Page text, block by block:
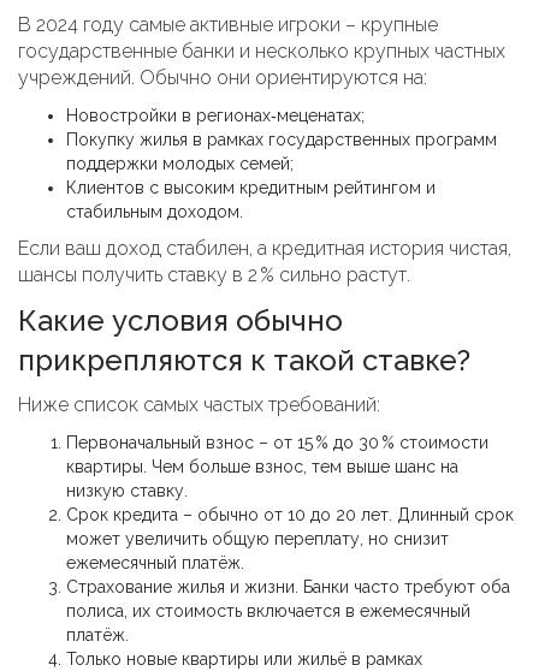
В 2024 году самые активные игроки – крупные
государственные банки и несколько крупных частных
учреждений. Обычно они ориентируются на:
Новостройки в регионах‑меценатах;
Покупку жилья в рамках государственных программ
поддержки молодых семей;
Клиентов с высоким кредитным рейтингом и
стабильным доходом.
Если ваш доход стабилен, а кредитная история чистая,
шансы получить ставку в 2 % сильно растут.
Какие условия обычно
прикрепляются к такой ставке?
Ниже список самых частых требований:
Первоначальный взнос – от 15 % до 30 % стоимости
квартиры. Чем больше взнос, тем выше шанс на
низкую ставку.
Срок кредита – обычно от 10 до 20 лет. Длинный срок
может увеличить общую переплату, но снизит
ежемесячный платёж.
Страхование жилья и жизни. Банки часто требуют оба
полиса, их стоимость включается в ежемесячный
платёж.
Только новые квартиры или жильё в рамках